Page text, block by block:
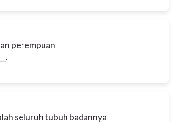
perempuan
seluruh tubuh badannya